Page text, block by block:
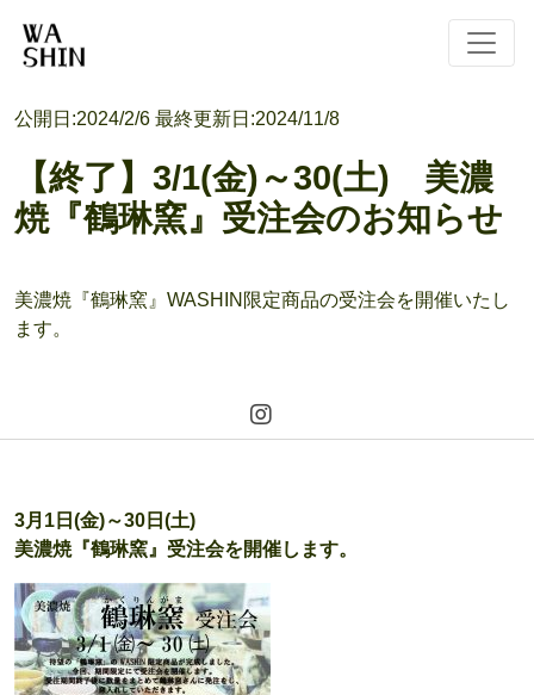
公開日:2024/2/6 最終更新日:2024/11/8
【終了】3/1(金)～30(土) 美濃
焼『鶴琳窯』受注会のお知らせ
美濃焼『鶴琳窯』WASHIN限定商品の受注会を開催いたし
ます。
3月1日(金)～30日(土)
美濃焼『鶴琳窯』受注会を開催します。